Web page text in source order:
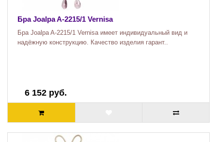
Бра Joalpa A-2215/1 Vernisa
Бра Joalpa A-2215/1 Vernisa имеет индивидуальный вид и
надёжную конструкцию. Качество изделия гарант..
6 152 руб.